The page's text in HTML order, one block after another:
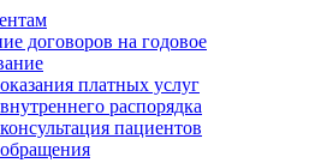
договоров на годовое
платных услуг
распорядка
пациентов